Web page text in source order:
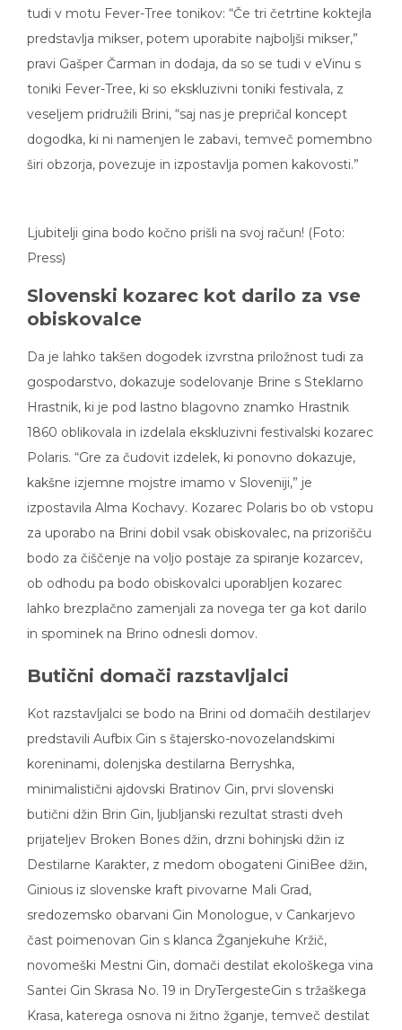
tudi v motu Fever-Tree tonikov: “Če tri četrtine koktejla
predstavlja mikser, potem uporabite najboljši mikser,”
pravi Gašper Čarman in dodaja, da so se tudi v eVinu s
toniki Fever-Tree, ki so ekskluzivni toniki festivala, z
veseljem pridružili Brini, “saj nas je prepričal koncept
dogodka, ki ni namenjen le zabavi, temveč pomembno
širi obzorja, povezuje in izpostavlja pomen kakovosti.”
Ljubitelji gina bodo kočno prišli na svoj račun! (Foto:
Press)
Slovenski kozarec kot darilo za vse
obiskovalce
Da je lahko takšen dogodek izvrstna priložnost tudi za
gospodarstvo, dokazuje sodelovanje Brine s Steklarno
Hrastnik, ki je pod lastno blagovno znamko Hrastnik
1860 oblikovala in izdelala ekskluzivni festivalski kozarec
Polaris. “Gre za čudovit izdelek, ki ponovno dokazuje,
kakšne izjemne mojstre imamo v Sloveniji,” je
izpostavila Alma Kochavy. Kozarec Polaris bo ob vstopu
za uporabo na Brini dobil vsak obiskovalec, na prizorišču
bodo za čiščenje na voljo postaje za spiranje kozarcev,
ob odhodu pa bodo obiskovalci uporabljen kozarec
lahko brezplačno zamenjali za novega ter ga kot darilo
in spominek na Brino odnesli domov.
Butični domači razstavljalci
Kot razstavljalci se bodo na Brini od domačih destilarjev
predstavili Aufbix Gin s štajersko-novozelandskimi
koreninami, dolenjska destilarna Berryshka,
minimalistični ajdovski Bratinov Gin, prvi slovenski
butični džin Brin Gin, ljubljanski rezultat strasti dveh
prijateljev Broken Bones džin, drzni bohinjski džin iz
Destilarne Karakter, z medom obogateni GiniBee džin,
Ginious iz slovenske kraft pivovarne Mali Grad,
sredozemsko obarvani Gin Monologue, v Cankarjevo
čast poimenovan Gin s klanca Žganjekuhe Kržič,
novomeški Mestni Gin, domači destilat ekološkega vina
Santei Gin Skrasa No. 19 in DryTergesteGin s tržaškega
Krasa, katerega osnova ni žitno žganje, temveč destilat